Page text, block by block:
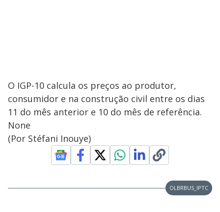
O IGP-10 calcula os preços ao produtor,
consumidor e na construção civil entre os dias
11 do mês anterior e 10 do mês de referência.
None
(Por Stéfani Inouye)
OLBRBUS_IPTC